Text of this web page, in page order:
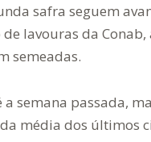
safra seguem
lavouras da
semeadas.
semana passada,
média dos últimos